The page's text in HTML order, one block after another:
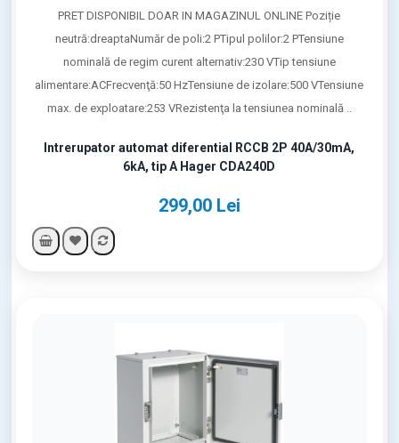
Intrerupator automat diferential RCCB 2P 40A/30mA,
6kA, tip A Hager CDA240D
299,00 Lei
PRET DISPONIBIL DOAR IN MAGAZINUL ONLINE Poziție
neutră:dreaptaNumăr de poli:2 PTipul polilor:2 PTensiune
nominală de regim curent alternativ:230 VTip tensiune
alimentare:ACFrecvenţă:50 HzTensiune de izolare:500 VTensiune
max. de exploatare:253 VRezistenţa la tensiunea nominală ..